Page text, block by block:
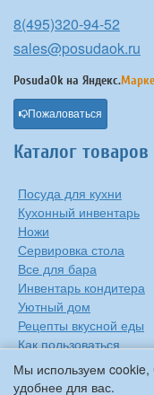
Мы используем cookie,
удобнее для вас.
8(495)320-94-52
sales@posudaok.ru
PosudaOk на Яндекс.
Пожаловаться
Каталог товаров
Посуда для кухни
Кухонный инвентарь
Ножи
Сервировка стола
Все для бара
Инвентарь кондитера
Уютный дом
Рецепты вкусной еды
Как пользоваться
сковородкой